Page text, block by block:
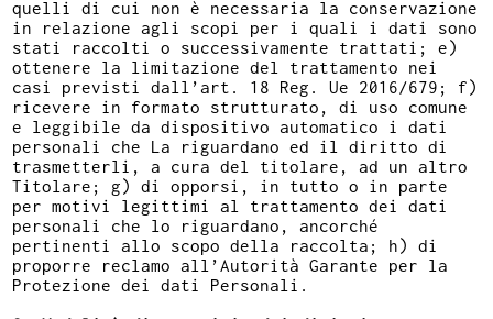
quelli di cui non è necessaria la conservazione
in relazione agli scopi per i quali i dati sono
stati raccolti o successivamente trattati; e)
ottenere la limitazione del trattamento nei
casi previsti dall’art. 18 Reg. Ue 2016/679; f)
ricevere in formato strutturato, di uso comune
e leggibile da dispositivo automatico i dati
personali che La riguardano ed il diritto di
trasmetterli, a cura del titolare, ad un altro
Titolare; g) di opporsi, in tutto o in parte
per motivi legittimi al trattamento dei dati
personali che lo riguardano, ancorché
pertinenti allo scopo della raccolta; h) di
proporre reclamo all’Autorità Garante per la
Protezione dei dati Personali.